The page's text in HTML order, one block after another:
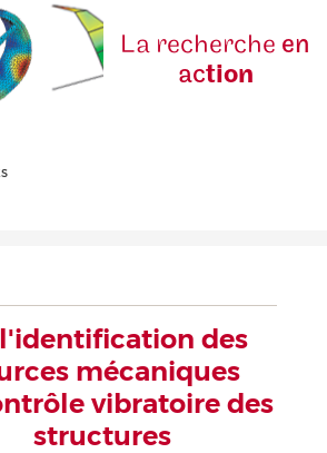
La recherche en
action
des
mécaniques
vibratoire des
structures